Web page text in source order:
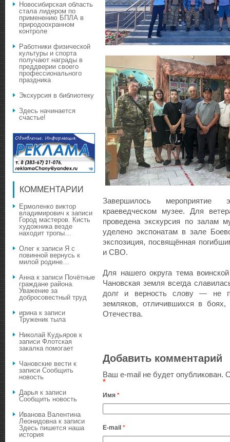
Завершилось мероприятие
краеведческом музее. Для
проведена экскурсия по залам
уделено экспонатам в зале
экспозиция, посвящённая
и СВО.
Для нашего округа тема
Чановская земля всегда
долг и верность слову — не
земляков, отличившихся в
Отечества.
Добавить комментарий
Ваш e-mail не будет опубликован.
*
Имя *
E-mail *
Новосибирская область
стала лидером по
применению БПЛА в
природоохранном
контроле
Работники физической
культуры и спорта
получают награды в
преддверии своего
профессионального
праздника
Экскурсия в библиотеку
Здесь начинается
счастье!
КОММЕНТАРИИ
Ермоленко виктор
владимирович к записи
Город мастеров. Кисть
художника везде
находит тропы…
Олег к записи Я с
повинной вернусь к
милой родине…
Аннак записи Почётные
граждане района.
Уважение за
добросовестный труд
иринак записи
Труженик тыла
Николай Кудьяров к
записи Флотская
закалка помогает
Чановские вести к
записи Сообщить
новость
Дарья к записи
Сообщить новость
Иванова Валентина
Леонидовнак записи
Здесь пишется наша
история